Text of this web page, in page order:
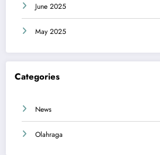
June 2025
May 2025
Categories
News
Olahraga